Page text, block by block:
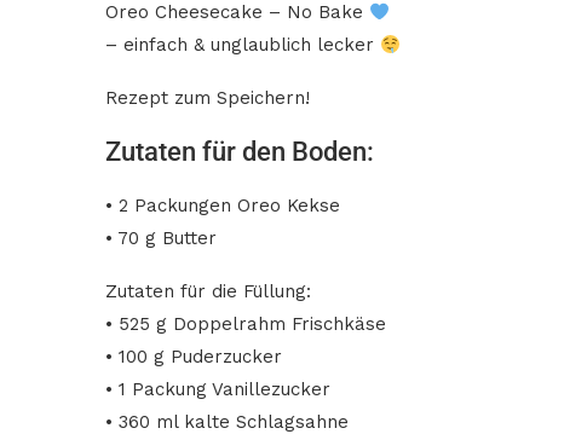
Oreo Cheesecake – No Bake
– einfach & unglaublich lecker
Rezept zum Speichern!
Zutaten für den Boden:
• 2 Packungen Oreo Kekse
• 70 g Butter
Zutaten für die Füllung:
• 525 g Doppelrahm Frischkäse
• 100 g Puderzucker
• 1 Packung Vanillezucker
• 360 ml kalte Schlagsahne